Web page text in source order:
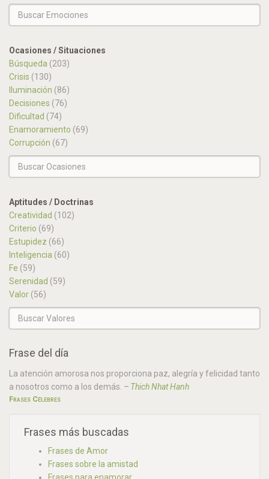
Ocasiones / Situaciones
Búsqueda (203)
Crisis (130)
Iluminación (86)
Decisiones (76)
Dificultad (74)
Enamoramiento (69)
Corrupción (67)
Aptitudes / Doctrinas
Creatividad (102)
Criterio (69)
Estupidez (66)
Inteligencia (60)
Fe (59)
Serenidad (59)
Valor (56)
Frase del día
La atención amorosa nos proporciona paz, alegría y felicidad tanto
a nosotros como a los demás. – Thich Nhat Hanh
Frases Célebres
Frases más buscadas
Frases de Amor
Frases sobre la amistad